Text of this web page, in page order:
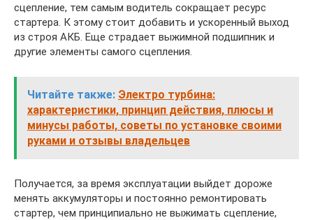
сцепление, тем самым водитель сокращает ресурс
стартера. К этому стоит добавить и ускоренный выход
из строя АКБ. Еще страдает выжимной подшипник и
другие элементы самого сцепления.
Читайте также: Электро турбина:
характеристики, принцип действия, плюсы и
минусы работы, советы по установке своими
руками и отзывы владельцев
Получается, за время эксплуатации выйдет дороже
менять аккумуляторы и постоянно ремонтировать
стартер, чем принципиально не выжимать сцепление,